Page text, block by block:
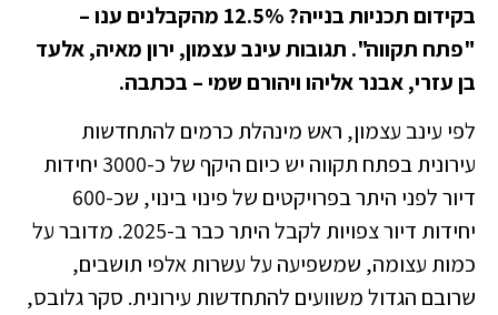
בקידום תכניות בנייה? 12.5% מהקבלנים ענו –
"פתח תקווה". תגובות עינב עצמון, ירון מאיה, אלעד
בן עזרי, אבנר אליהו ויהורם שמי – בכתבה.
לפי עינב עצמון, ראש מינהלת כרמים להתחדשות
עירונית בפתח תקווה יש כיום היקף של כ-3000 יחידות
דיור לפני היתר בפרויקטים של פינוי בינוי, שכ-600
יחידות דיור צפויות לקבל היתר כבר ב-2025. מדובר על
כמות עצומה, שמשפיעה על עשרות אלפי תושבים,
שרובם הגדול משוועים להתחדשות עירונית. סקר גלובס,